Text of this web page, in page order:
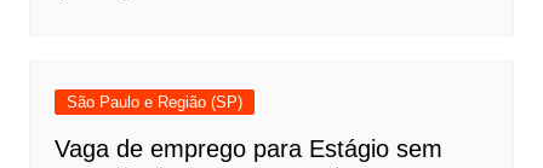
São Paulo e Região (SP)
Vaga de emprego para Estágio sem